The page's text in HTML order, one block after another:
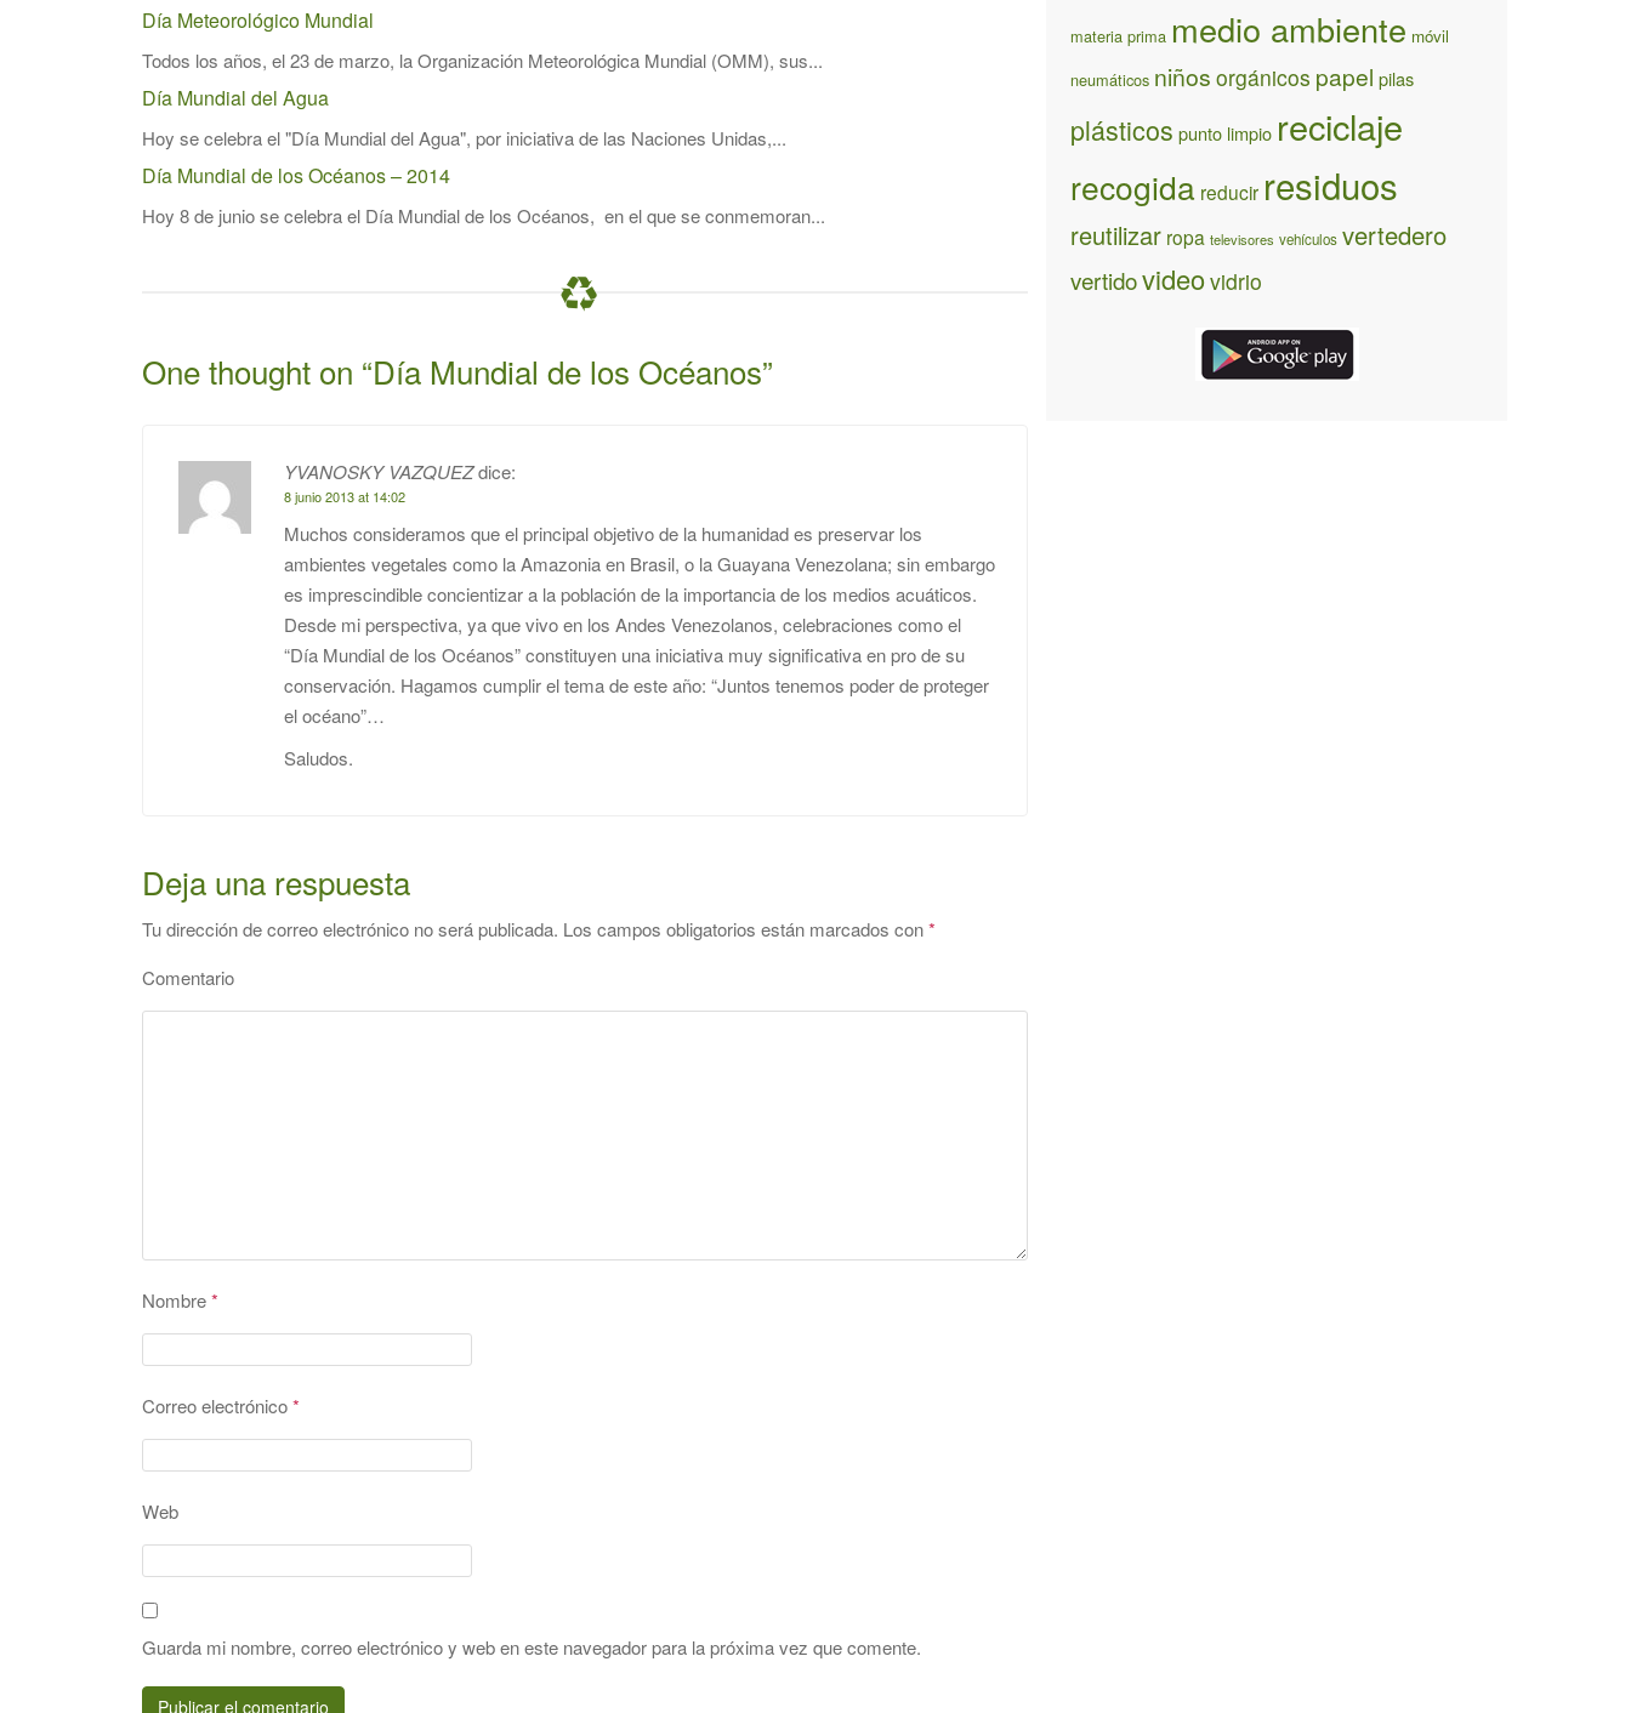
Día Meteorológico Mundial
Todos los años, el 23 de marzo, la Organización Meteorológica Mundial (OMM), sus...
Día Mundial del Agua
Hoy se celebra el "Día Mundial del Agua", por iniciativa de las Naciones Unidas,...
Día Mundial de los Océanos – 2014
Hoy 8 de junio se celebra el Día Mundial de los Océanos, en el que se conmemoran...
One thought on “Día Mundial de los Océanos”
YVANOSKY VAZQUEZdice:
8 junio 2013 at 14:02
Muchos consideramos que el principal objetivo de la humanidad es preservar los
ambientes vegetales como la Amazonia en Brasil, o la Guayana Venezolana; sin embargo
es imprescindible concientizar a la población de la importancia de los medios acuáticos.
Desde mi perspectiva, ya que vivo en los Andes Venezolanos, celebraciones como el
“Día Mundial de los Océanos” constituyen una iniciativa muy significativa en pro de su
conservación. Hagamos cumplir el tema de este año: “Juntos tenemos poder de proteger
el océano”…
Saludos.
Deja una respuesta
Tu dirección de correo electrónico no será publicada. Los campos obligatorios están marcados con*
Comentario
Nombre*
Correo electrónico*
Web
Guarda mi nombre, correo electrónico y web en este navegador para la próxima vez que comente.
materia prima medio ambiente móvil
neumáticos niños orgánicos papel pilas
plásticos punto limpio reciclaje
recogida reducir residuos
reutilizar ropa televisores vehículos vertedero
vertidovideovidrio